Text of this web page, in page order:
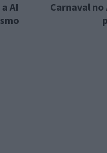
AI
Carnaval